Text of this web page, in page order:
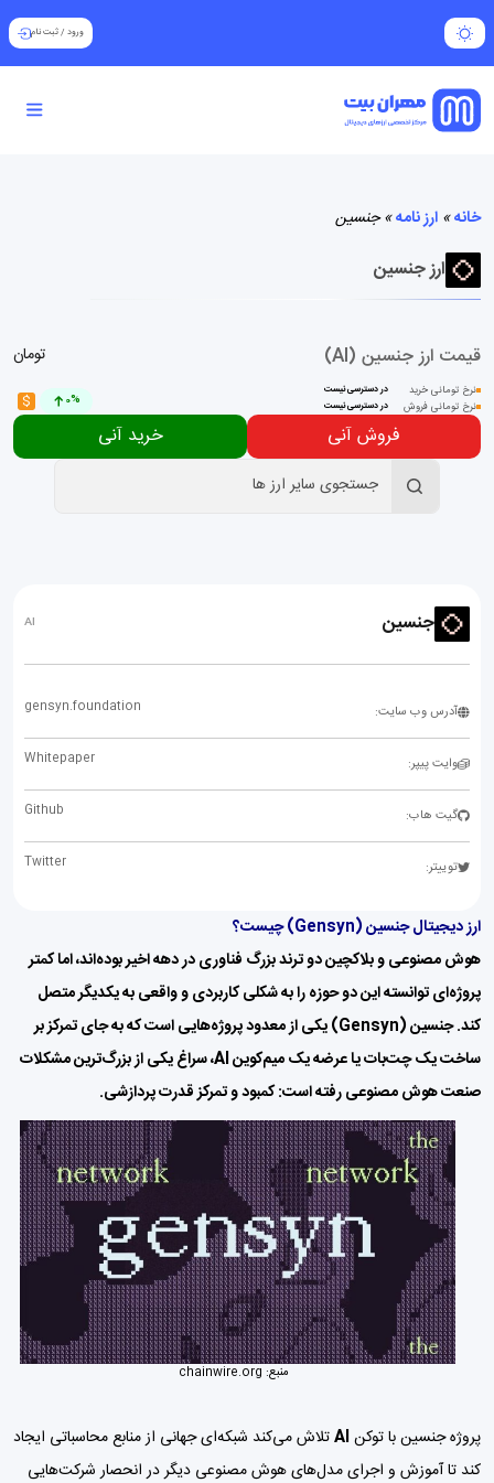
ورود /ثبت نام
خانه» ارز نامه»جنسین
ارز جنسین
قیمت ارز جنسین (AI)
نرخ تومانی خرید در دسترسی نیست
نرخ تومانی فروش در دسترسی نیست
تومان
0%
$
فروش آنی خرید آنی
جنسین AI
آدرس وب سایت: gensyn.foundation
وایت پیپر: Whitepaper
گیت هاب: Github
توییتر: Twitter
ارز دیجیتال جنسین (Gensyn) چیست؟
هوش مصنوعی و بلاکچین دو ترند بزرگ فناوری در دهه اخیر بوده‌اند، اما کمتر
پروژه‌ای توانسته این دو حوزه را به شکلی کاربردی و واقعی به یکدیگر متصل
کند. جنسین (Gensyn) یکی از معدود پروژه‌هایی است که به جای تمرکز بر
ساخت یک چت‌بات یا عرضه یک میم‌کوین AI، سراغ یکی از بزرگ‌ترین مشکلات
صنعت هوش مصنوعی رفته است: کمبود و تمرکز قدرت پردازشی.
منبع: chainwire.org
پروژه جنسین با توکنAIتلاش می‌کند شبکه‌ای جهانی از منابع محاسباتی ایجاد
کند تا آموزش و اجرای مدل‌های هوش مصنوعی دیگر در انحصار شرکت‌هایی